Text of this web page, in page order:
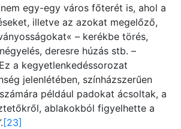
egy-egy város főterét is, ahol a
illetve az azokat megelőző,
– kerékbe törés,
deresre húzás stb. –
a kegyetlenkedéssorozat
jelenlétében, színházszerűen
például padokat ácsoltak, a
ablakokból figyelhette a
[23]